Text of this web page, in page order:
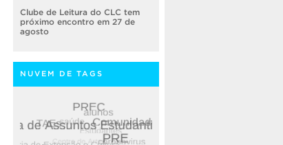
Clube de Leitura do CLC tem
próximo encontro em 27 de
agosto
NUVEM DE TAGS